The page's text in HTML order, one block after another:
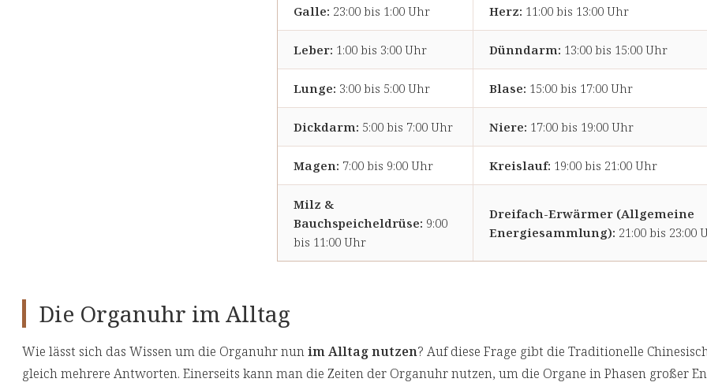
Galle: 23:00 bis 1:00 Uhr Herz: 11:00 bis 13:00 Uhr
Leber: 1:00 bis 3:00 Uhr Dünndarm: 13:00 bis 15:00 Uhr
Lunge: 3:00 bis 5:00 Uhr Blase: 15:00 bis 17:00 Uhr
Dickdarm: 5:00 bis 7:00 Uhr Niere: 17:00 bis 19:00 Uhr
Magen: 7:00 bis 9:00 Uhr Kreislauf: 19:00 bis 21:00 Uhr
Milz &
Bauchspeicheldrüse: 9:00
bis 11:00 Uhr
Dreifach-Erwärmer (Allgemeine
Energiesammlung): 21:00 bis 23:00
Die Organuhr im Alltag
Wie lässt sich das Wissen um die Organuhr nunim Alltag nutzen? Auf diese Frage gibt die Traditionelle
gleich mehrere Antworten. Einerseits kann man die Zeiten der Organuhr nutzen, um die Organe in Phasen großer